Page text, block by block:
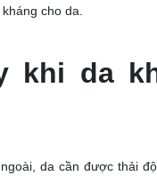
cho da.
khi da
da cần được thải